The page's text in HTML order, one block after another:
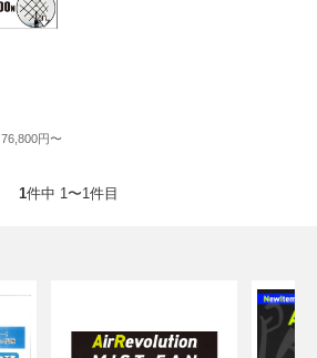
76,800円〜
1件中 1〜1件目